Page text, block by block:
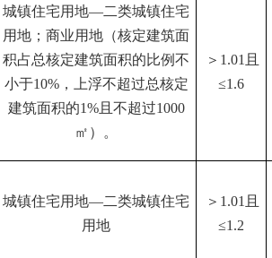
城镇住宅用地—二类城镇住宅
用地；商业用地（核定建筑面
积占总核定建筑面积的比例不
小于10%，上浮不超过总核定
建筑面积的1%且不超过1000
㎡）。
＞1.01且
≤1.6
城镇住宅用地—二类城镇住宅
用地
＞1.01且
≤1.2